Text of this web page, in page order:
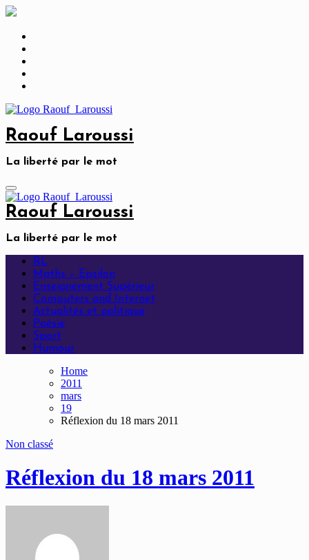
Skip
content
Raouf Laroussi
La liberté par le mot
Raouf Laroussi
La liberté par le mot
RL
Maths – Epsilon
Enseignement Supérieur
Computers and Internet
Actualités et politique
Poésie
Sport
Humour
Home
2011
mars
19
Réflexion du 18 mars 2011
Non classé
Réflexion du 18 mars 2011